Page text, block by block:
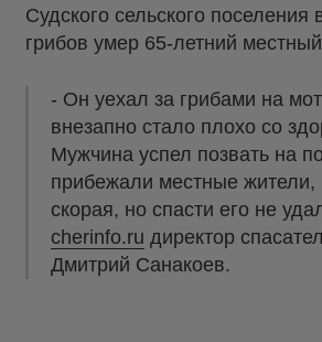
Судского сельского поселения
грибов умер 65-летний
- Он уехал за грибами на
внезапно стало плохо со
Мужчина успел позвать на
прибежали местные жители,
скорая, но спасти его не
cherinfo.ru директор
Дмитрий Санакоев.